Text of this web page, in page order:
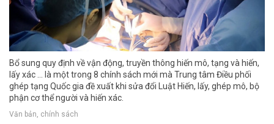
Bổ sung quy định về vận động, truyền thông hiến mô, tạng và hiến,
lấy xác ... là một trong 8 chính sách mới mà Trung tâm Điều phối
ghép tạng Quốc gia đề xuất khi sửa đổi Luật Hiến, lấy, ghép mô, bộ
phận cơ thể người và hiến xác.
Văn bản, chính sách